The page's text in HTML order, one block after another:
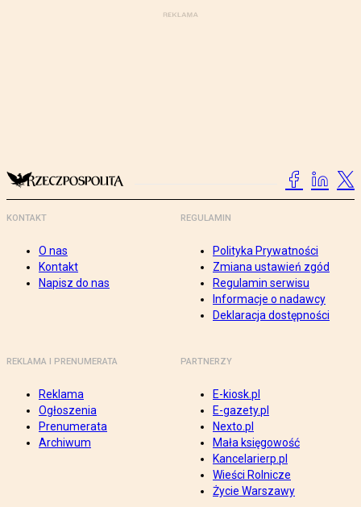
KONTAKT
O nas
Kontakt
Napisz do nas
REGULAMIN
Polityka Prywatności
Zmiana ustawień zgód
Regulamin serwisu
Informacje o nadawcy
Deklaracja dostępności
REKLAMA I PRENUMERATA
Reklama
Ogłoszenia
Prenumerata
Archiwum
PARTNERZY
E-kiosk.pl
E-gazety.pl
Nexto.pl
Mała księgowość
Kancelarierp.pl
Wieści Rolnicze
Życie Warszawy